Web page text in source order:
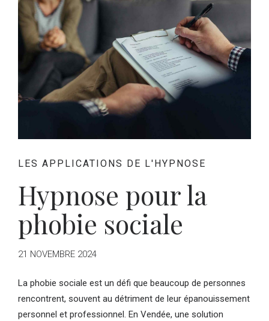
LES APPLICATIONS DE L'HYPNOSE
Hypnose pour la
phobie sociale
21 NOVEMBRE 2024
La phobie sociale est un défi que beaucoup de personnes
rencontrent, souvent au détriment de leur épanouissement
personnel et professionnel. En Vendée, une solution